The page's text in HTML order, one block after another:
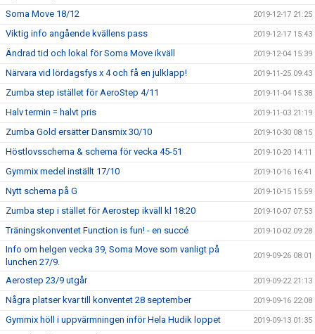
Soma Move 18/12 2019-12-17 21:25
Viktig info angående kvällens pass 2019-12-17 15:43
Ändrad tid och lokal för Soma Move ikväll 2019-12-04 15:39
Närvara vid lördagsfys x 4 och få en julklapp! 2019-11-25 09:43
Zumba step istället för AeroStep 4/11 2019-11-04 15:38
Halv termin = halvt pris 2019-11-03 21:19
Zumba Gold ersätter Dansmix 30/10 2019-10-30 08:15
Höstlovsschema & schema för vecka 45-51 2019-10-20 14:11
Gymmix medel inställt 17/10 2019-10-16 16:41
Nytt schema på G 2019-10-15 15:59
Zumba step i stället för Aerostep ikväll kl 18:20 2019-10-07 07:53
Träningskonventet Function is fun! - en succé 2019-10-02 09:28
Info om helgen vecka 39, Soma Move som vanligt på
lunchen 27/9.
2019-09-26 08:01
Aerostep 23/9 utgår 2019-09-22 21:13
Några platser kvar till konventet 28 september 2019-09-16 22:08
Gymmix höll i uppvärmningen inför Hela Hudik loppet 2019-09-13 01:35